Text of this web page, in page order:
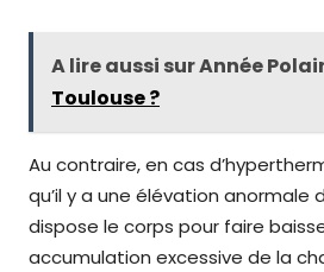
A lire aussi sur Année
Toulouse ?
Au contraire, en cas
qu’il y a une élévation
dispose le corps pour faire
accumulation excessive de la